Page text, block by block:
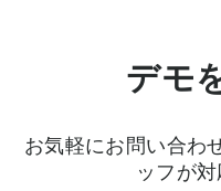
デモ
お気軽にお問い合わ
ッフが対